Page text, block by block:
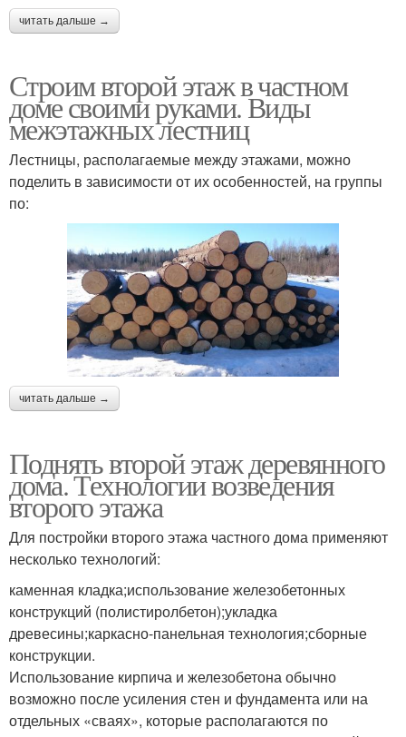
читать дальше →
Строим второй этаж в частном
доме своими руками. Виды
межэтажных лестниц
Лестницы, располагаемые между этажами, можно
поделить в зависимости от их особенностей, на группы
по:
читать дальше →
Поднять второй этаж деревянного
дома. Технологии возведения
второго этажа
Для постройки второго этажа частного дома применяют
несколько технологий:
каменная кладка;использование железобетонных
конструкций (полистиролбетон);укладка
древесины;каркасно-панельная технология;сборные
конструкции.
Использование кирпича и железобетона обычно
возможно после усиления стен и фундамента или на
отдельных «сваях», которые располагаются по